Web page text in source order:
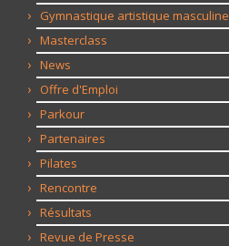
Gymnastique artistique masculine
Masterclass
News
Offre d'Emploi
Parkour
Partenaires
Pilates
Rencontre
Résultats
Revue de Presse